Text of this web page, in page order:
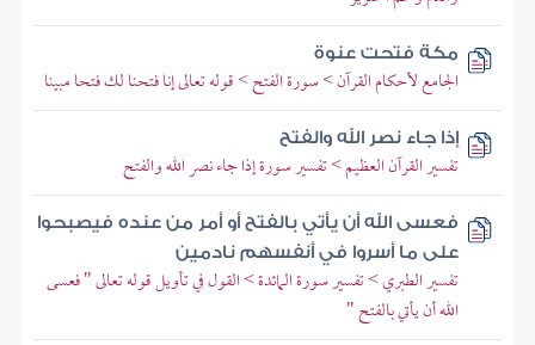
مكة فتحت عنوة
الجامع لأحكام القرآن > سورة الفتح > قوله تعالى إنا فتحنا لك فتحا مبينا
إذا جاء نصر الله والفتح
تفسير القرآن العظيم > تفسير سورة إذا جاء نصر الله والفتح
فعسى الله أن يأتي بالفتح أو أمر من عنده فيصبحوا
على ما أسروا في أنفسهم نادمين
تفسير الطبري > تفسير سورة المائدة > القول في تأويل قوله تعالى " فعسى
الله أن يأتي بالفتح "